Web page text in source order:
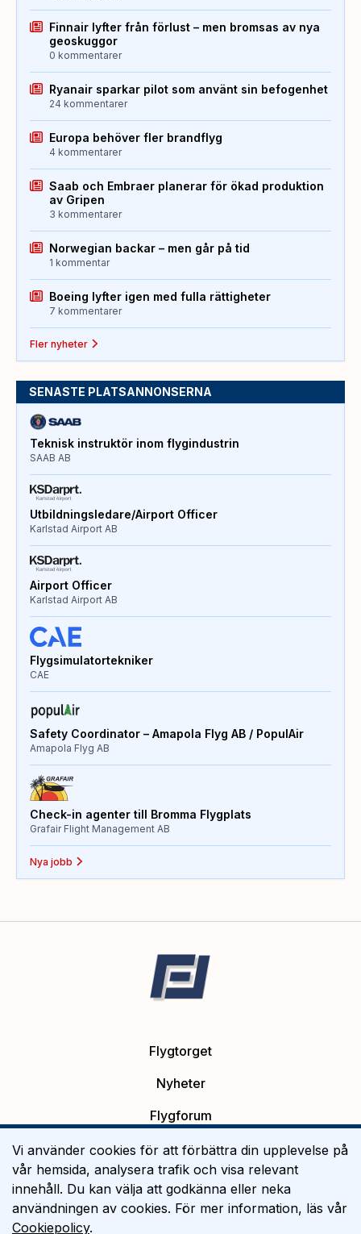
Finnair lyfter från förlust – men bromsas av nya
geoskuggor
0 kommentarer
Ryanair sparkar pilot som använt sin befogenhet
24 kommentarer
Europa behöver fler brandflyg
4 kommentarer
Saab och Embraer planerar för ökad produktion
av Gripen
3 kommentarer
Norwegian backar – men går på tid
1 kommentar
Boeing lyfter igen med fulla rättigheter
7 kommentarer
Fler nyheter
SENASTE PLATSANNONSERNA
Teknisk instruktör inom flygindustrin
SAAB AB
Utbildningsledare/Airport Officer
Karlstad Airport AB
Airport Officer
Karlstad Airport AB
Flygsimulatortekniker
CAE
Safety Coordinator – Amapola Flyg AB / PopulAir
Amapola Flyg AB
Check-in agenter till Bromma Flygplats
Grafair Flight Management AB
Nya jobb
Flygtorget
Nyheter
Flygforum
Platsannonser
Flygutbildning
Om Flygtorget
Vi använder cookies för att förbättra din upplevelse på
vår hemsida, analysera trafik och visa relevant
innehåll. Du kan välja att godkänna eller neka
användningen av cookies. För mer information, läs vår
Cookiepolicy.